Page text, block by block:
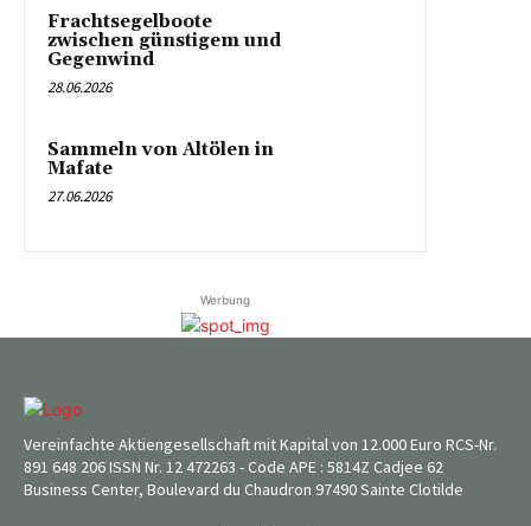
Frachtsegelboote
zwischen günstigem und
Gegenwind
28.06.2026
Sammeln von Altölen in
Mafate
27.06.2026
Werbung
Vereinfachte Aktiengesellschaft mit Kapital von 12.000 Euro RCS-Nr.
891 648 206 ISSN Nr. 12 472263 - Code APE : 5814Z Cadjee 62
Business Center, Boulevard du Chaudron 97490 Sainte Clotilde